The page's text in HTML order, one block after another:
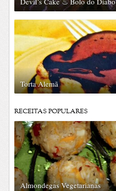
Torta Alemã
RECEITAS POPULARES
Almondegas Vegetarianas